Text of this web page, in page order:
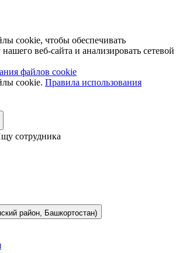
cookie, чтобы обеспечивать
веб-сайта и анализировать сетевой
файлов cookie
cookie. Правила использования
сотрудника
район, Башкортостан)